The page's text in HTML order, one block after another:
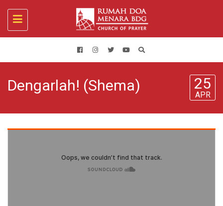
Toggle
navigation
Dengarlah! (Shema) 25
APR